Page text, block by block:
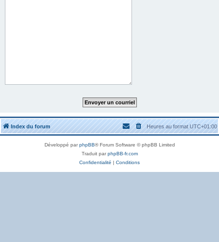
Index du forum Heures au formatUTC+01:00
Développé parphpBB® Forum Software © phpBB Limited
Traduit parphpBB-fr.com
Confidentialité | Conditions